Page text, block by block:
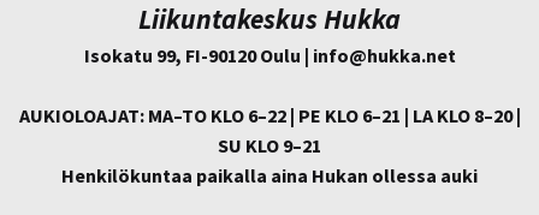
Liikuntakeskus Hukka
Isokatu 99, FI-90120 Oulu | info@hukka.net
AUKIOLOAJAT: MA–TO KLO 6–22 | PE KLO 6–21 | LA KLO 8–20 |
SU KLO 9–21
Henkilökuntaa paikalla aina Hukan ollessa auki